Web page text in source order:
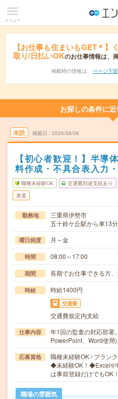
メニュー
【お仕事も住まいもGET＊】
取り/日払いOKのお仕事情報は、
掲載時の情報は、 ページ下部
お探しの条件に
未読 掲載日 2026/08/08
【初心者歓迎！】半導
料作成・不具合表入力
職種未経験OK 交通費別途支給あり
派遣
勤務地
三重県伊勢市
五十鈴ケ丘駅から車13分
曜日頻度 月～金
時間 08:00～17:00
期間 長期でお仕事できる方、
時給 時給1400円
交通費
交通費規定内支給
仕事内容
年1回の監査の対応部署
PowerPoint、Word使
応募資格
職種未経験OK / ブラン
◆未経験OK！◆Excelや
は事前登録だけでもOK
職場の雰囲気